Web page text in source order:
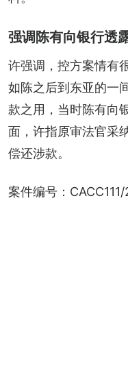
强调陈有向银行透
许强调，控方案情有
如陈之后到东亚的一
款之用，当时陈有向
面，许指原审法官采
偿还涉款。
案件编号：